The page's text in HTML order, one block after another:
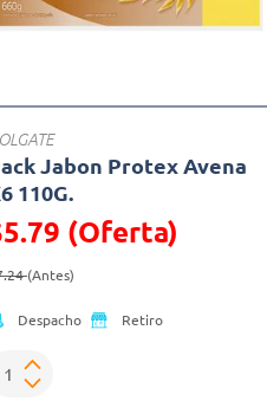
Jabon Protex Avena
110G.
(Oferta)
reducido de
(Antes)
Despacho Retiro